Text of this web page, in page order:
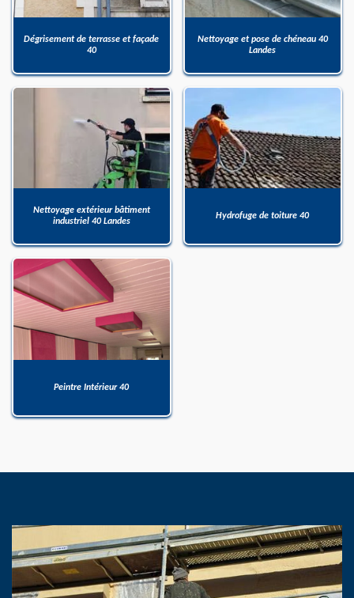
Dégrisement de terrasse et façade
40
Nettoyage et pose de chéneau 40
Landes
Nettoyage extérieur bâtiment
industriel 40 Landes
Hydrofuge de toiture 40
Peintre Intérieur 40